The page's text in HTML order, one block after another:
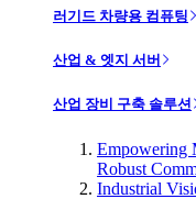
러기드 차량용 컴퓨팅
산업 & 엣지 서버
산업 장비 구축 솔루션
Empowering
Robust
Industrial